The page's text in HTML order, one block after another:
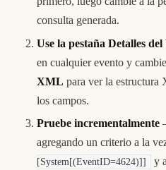
consulta generada.
Use la pestaña Detalles
en cualquier evento y
XML para ver la estructura
los campos.
Pruebe incrementalmente
agregando un criterio a la
[System[(EventID=4624)]]
y